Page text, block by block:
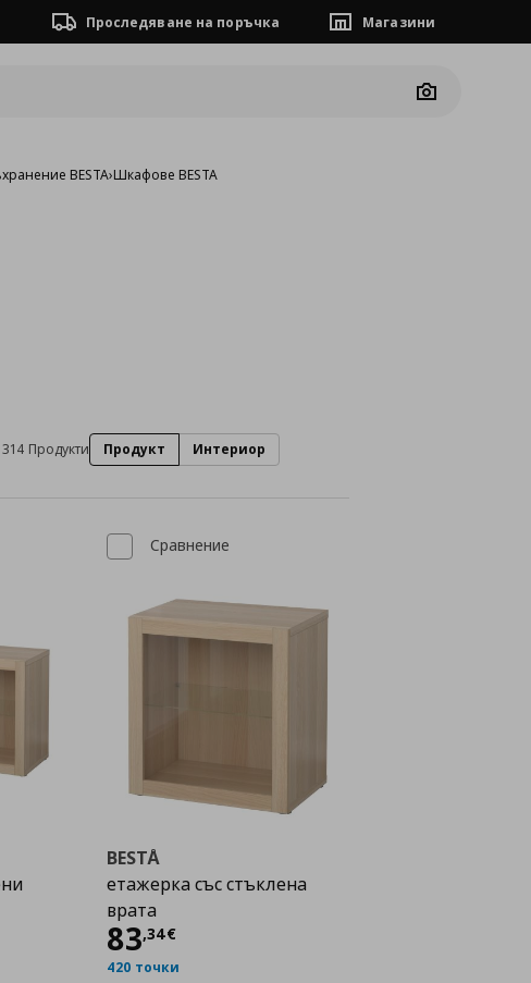
Проследяване на поръчка Магазини
Camera
BESTA›Шкафове BESTA
314 Продукти Продукт Интериор
Сравнение
BESTÅ
етажерка със стъклена
врата
83,34€
Цена
420 точки